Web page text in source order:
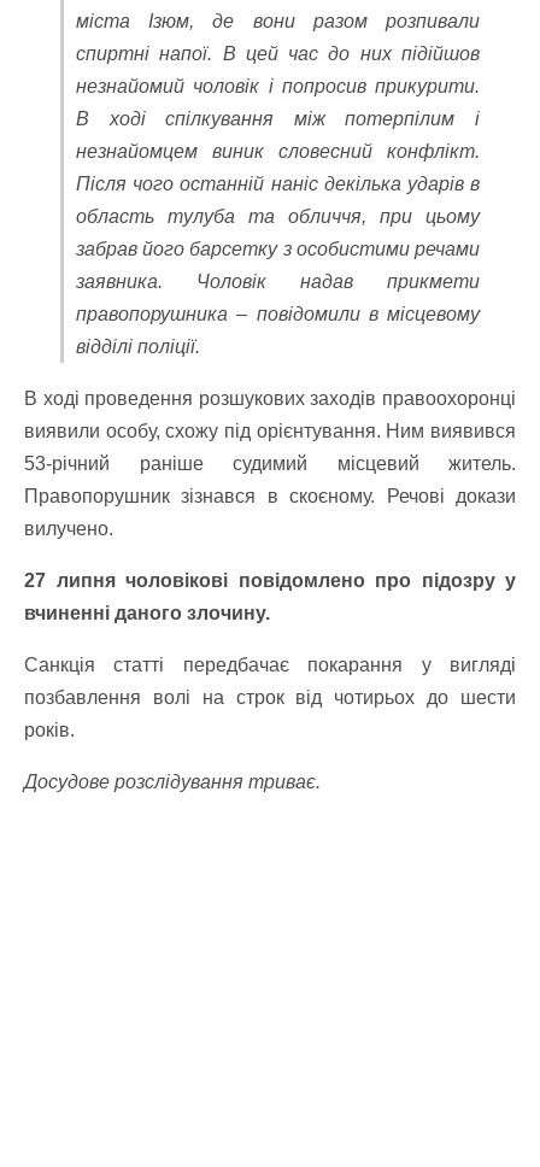
міста Ізюм, де вони разом розпивали
спиртні напої. В цей час до них підійшов
незнайомий чоловік і попросив прикурити.
В ході спілкування між потерпілим і
незнайомцем виник словесний конфлікт.
Після чого останній наніс декілька ударів в
область тулуба та обличчя, при цьому
забрав його барсетку з особистими речами
заявника. Чоловік надав прикмети
правопорушника – повідомили в місцевому
відділі поліції.
В ході проведення розшукових заходів правоохоронці
виявили особу, схожу під орієнтування. Ним виявився
53-річний раніше судимий місцевий житель.
Правопорушник зізнався в скоєному. Речові докази
вилучено.
27 липня чоловікові повідомлено про підозру у
вчиненні даного злочину.
Санкція статті передбачає покарання у вигляді
позбавлення волі на строк від чотирьох до шести
років.
Досудове розслідування триває.